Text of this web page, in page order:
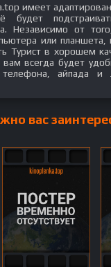
имеет
будет
Независимо от
или
Турист в хорошем
всегда будет
айпада и
вас